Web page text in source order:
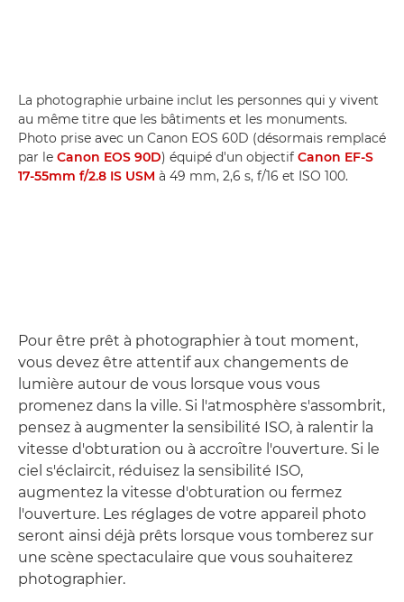
La photographie urbaine inclut les personnes qui y vivent
au même titre que les bâtiments et les monuments.
Photo prise avec un Canon EOS 60D (désormais remplacé
par le Canon EOS 90D) équipé d'un objectif Canon EF-S
17-55mm f/2.8 IS USM à 49 mm, 2,6 s, f/16 et ISO 100.
Pour être prêt à photographier à tout moment,
vous devez être attentif aux changements de
lumière autour de vous lorsque vous vous
promenez dans la ville. Si l'atmosphère s'assombrit,
pensez à augmenter la sensibilité ISO, à ralentir la
vitesse d'obturation ou à accroître l'ouverture. Si le
ciel s'éclaircit, réduisez la sensibilité ISO,
augmentez la vitesse d'obturation ou fermez
l'ouverture. Les réglages de votre appareil photo
seront ainsi déjà prêts lorsque vous tomberez sur
une scène spectaculaire que vous souhaiterez
photographier.